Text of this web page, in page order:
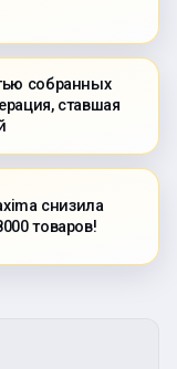
собранных
ставшая
снизила
товаров!